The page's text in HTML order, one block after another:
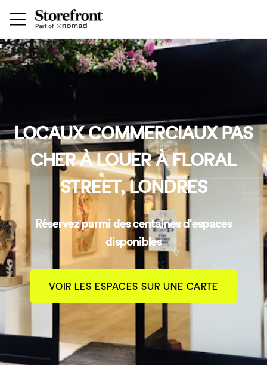
LOCAUX COMMERCIAUX PAS
CHER À LOUER À FLORAL
STREET, LONDRES
Réservez parmi des centaines d'espaces
disponibles
VOIR LES ESPACES SUR UNE CARTE